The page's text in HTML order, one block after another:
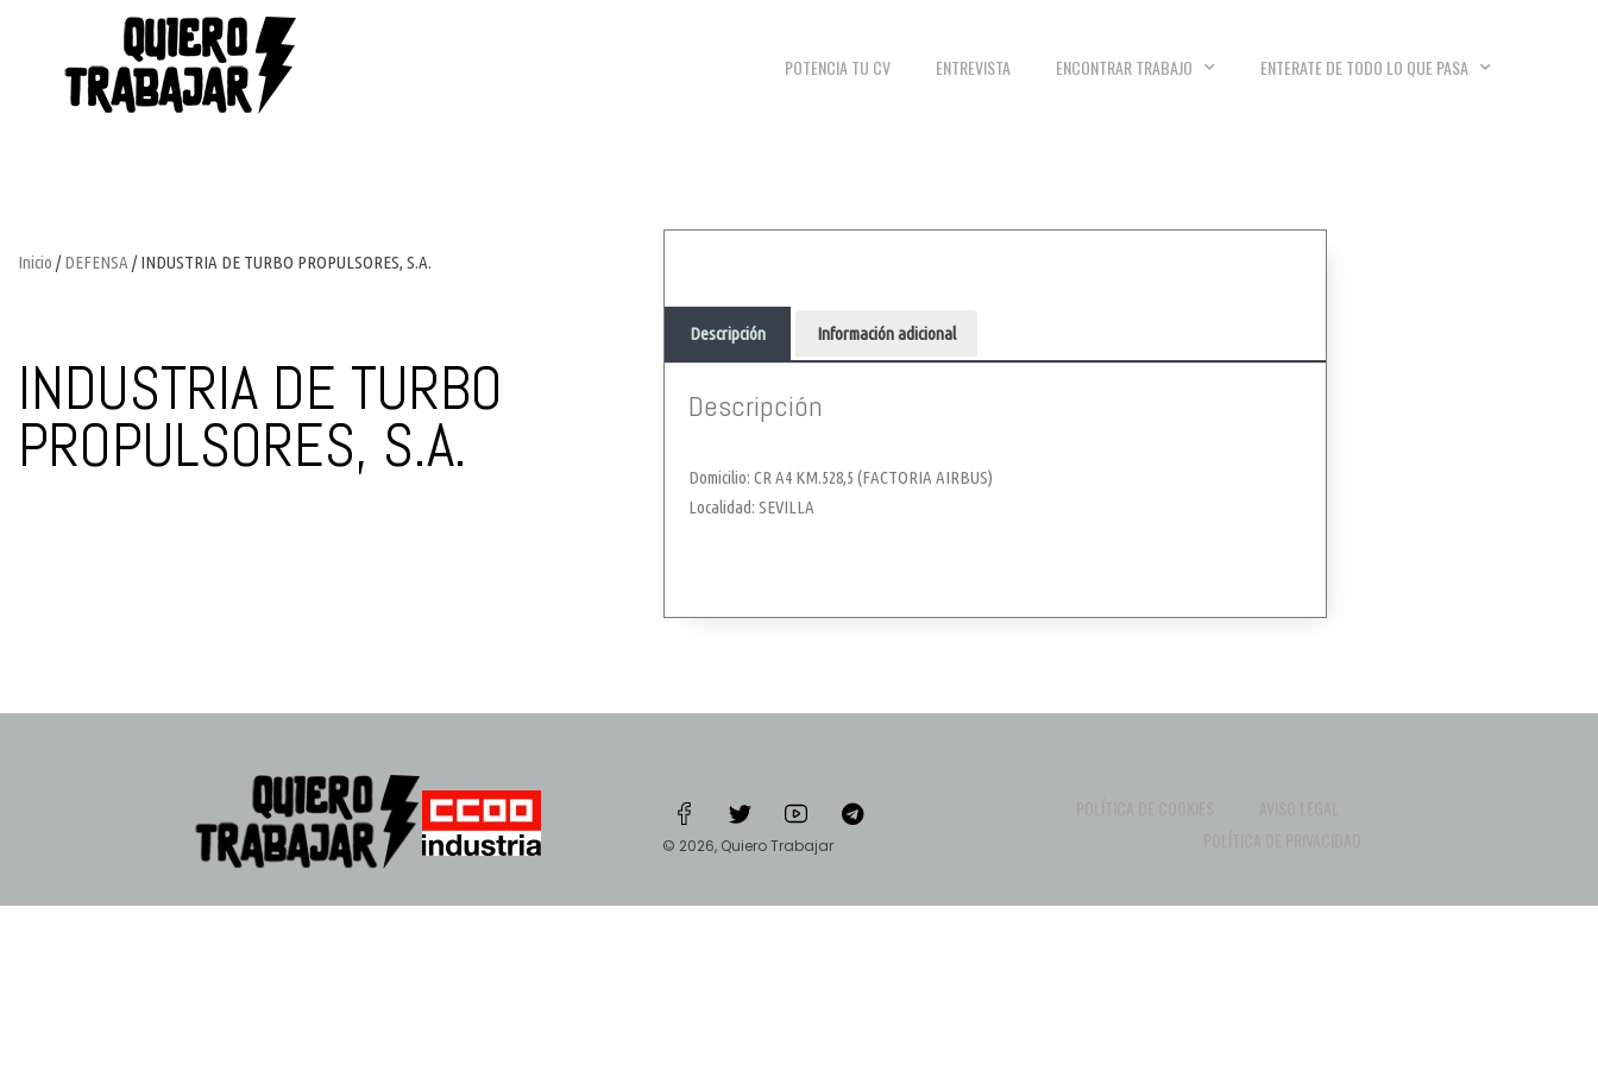
POTENCIA TU CV ENTREVISTA ENCONTRAR TRABAJO ENTERATE DE TODO LO QUE PASA
Inicio /DEFENSA / INDUSTRIA DE TURBO PROPULSORES, S.A.
INDUSTRIA DE TURBO
PROPULSORES, S.A.
Descripción Información adicional
Descripción
Domicilio: CR A4 KM.528,5 (FACTORIA AIRBUS)
Localidad: SEVILLA
© 2026, Quiero Trabajar